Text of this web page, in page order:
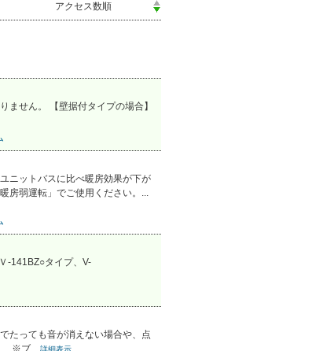
せん。 【壁据付タイプの場合】
ニットバスに比べ暖房効果が下が
房弱運転」でご使用ください。...
-141BZ○タイプ、V-
たっても音が消えない場合や、点
※ブ... 詳細表示